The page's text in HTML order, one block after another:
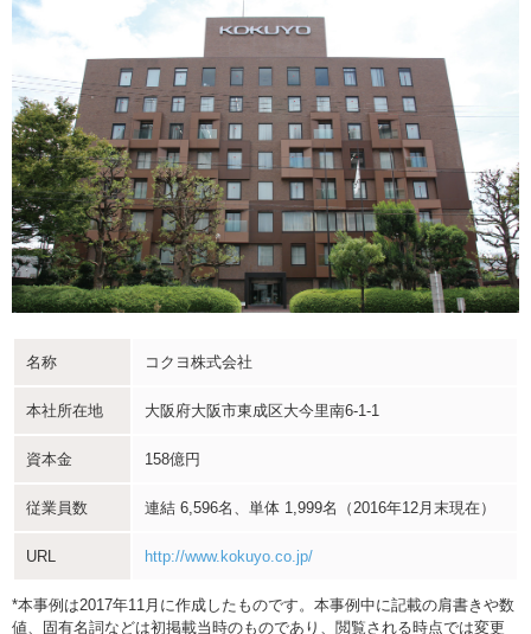
名称 コクヨ株式会社
本社所在地 大阪府大阪市東成区大今里南6-1-1
資本金 158億円
従業員数 連結 6,596名、単体 1,999名（2016年12月末現在）
URL http://www.kokuyo.co.jp/
*本事例は2017年11月に作成したものです。本事例中に記載の肩書きや数
値、固有名詞などは初掲載当時のものであり、閲覧される時点では変更